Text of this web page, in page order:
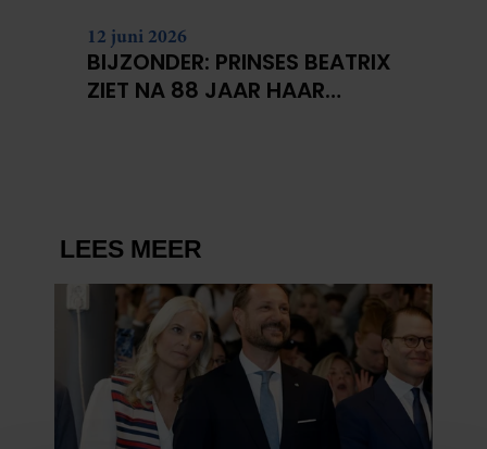
12 juni 2026
BIJZONDER: PRINSES BEATRIX
ZIET NA 88 JAAR HAAR